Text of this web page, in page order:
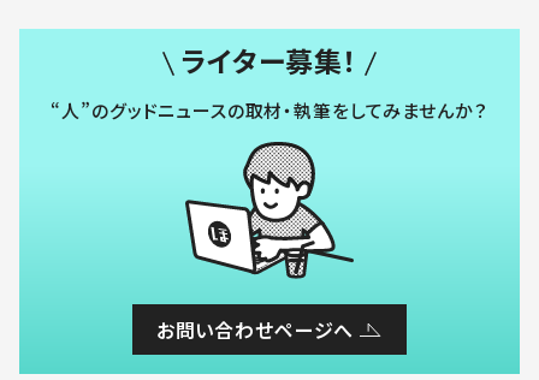
ライター募集！
“人”のグッドニュースの取材・執筆をしてみませんか？
お問い合わせページへ